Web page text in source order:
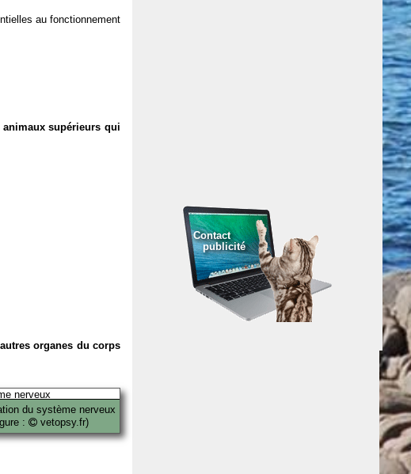
au fonctionnement
animaux supérieurs qui
organes du corps
du système nerveux
:
vetopsy.fr)
Contact
publicité